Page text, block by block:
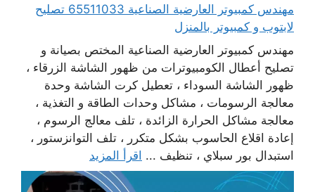
مهندس كمبيوتر العارضية الصناعية 65511033 تصليح
لابتوب و كمبيوتر بالمنزل
مهندس كمبيوتر العارضية الصناعية المختص بصيانة و
تصليح أعطال الكومبيوترات من ظهور الشاشة الزرقاء ،
ظهور الشاشة السوداء ، تعطيل كرت الشاشة وحدة
معالجة الرسومات ، مشاكل وحدات الطاقة و التغذية ،
معالجة مشاكل الحرارة الزائدة ، تلف معالج الرسوم ،
إعادة اقلاع الحاسوب بشكل متكرر ، تلف التوانزستور ،
استبدال بور سبلاي ، تنظيف ... اقرأ المزيد